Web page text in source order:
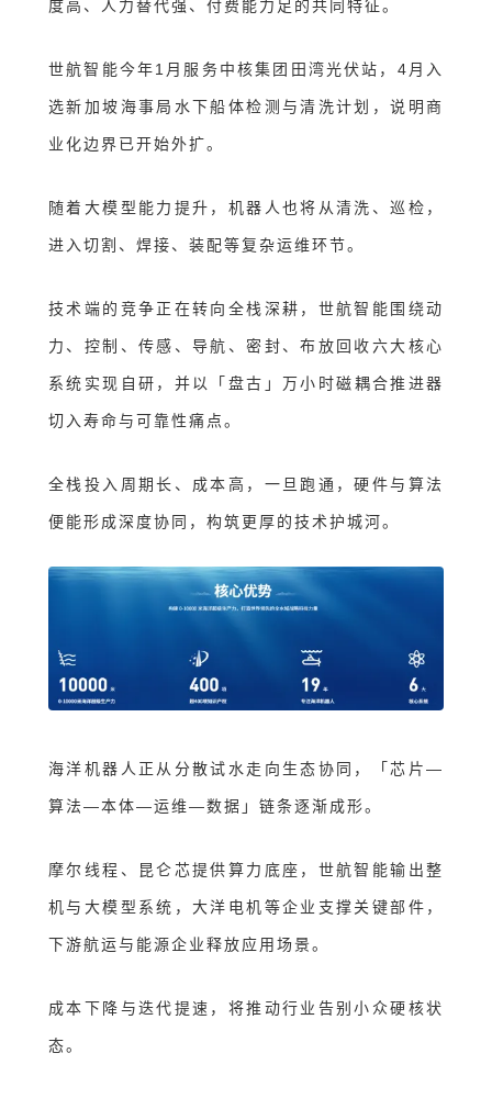
度高、人力替代强、付费能力足的共同特征。
世航智能今年1月服务中核集团田湾光伏站，4月入
选新加坡海事局水下船体检测与清洗计划，说明商
业化边界已开始外扩。
随着大模型能力提升，机器人也将从清洗、巡检，
进入切割、焊接、装配等复杂运维环节。
技术端的竞争正在转向全栈深耕 ， 世航智能围绕动
力、控制、传感、导航、密封、布放回收六大核心
系统实现自研，并以 「盘古 」 万小时磁耦合推进器
切入寿命与可靠性痛点。
全栈投入周期长、成本高，一旦跑通，硬件与算法
便能形成深度协同，构筑更厚的技术护城河。
海洋机器人正从分散试水走向生态协同 ，「 芯片—
算法—本体—运维—数据 」 链条逐渐成形。
摩尔线程、昆仑芯提供算力底座，世航智能输出整
机与大模型系统，大洋电机等企业支撑关键部件，
下游航运与能源企业释放应用场景。
成本下降与迭代提速，将推动行业告别小众硬核状
态。